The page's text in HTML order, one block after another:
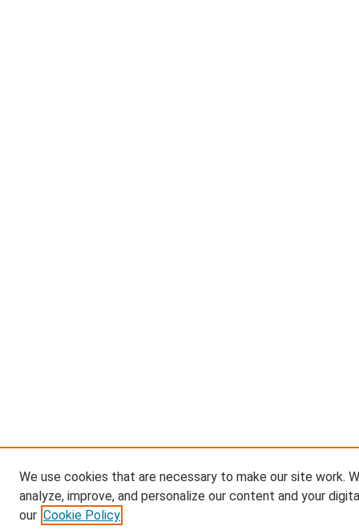
We use cookies that are necessary to make our site work.
analyze, improve, and personalize our content and your
our Cookie Policy